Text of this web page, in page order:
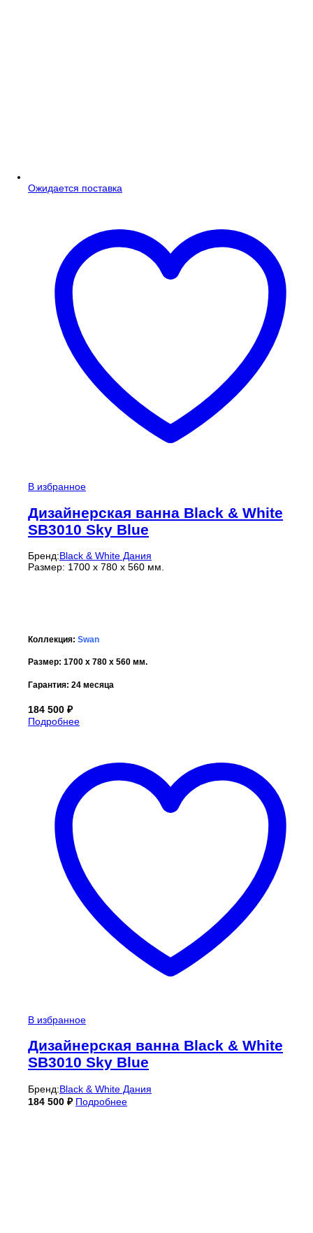
Ожидается поставка
В избранное
Дизайнерская ванна Black & White
SB3010 Sky Blue
Бренд:Black & White Дания
Размер: 1700 х 780 х 560 мм.
Коллекция: Swan
Размер: 1700 х 780 х 560 мм.
Гарантия: 24 месяца
184 500 ₽
Подробнее
В избранное
Дизайнерская ванна Black & White
SB3010 Sky Blue
Бренд:Black & White Дания
184 500 ₽ Подробнее